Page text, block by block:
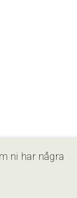
ni har några